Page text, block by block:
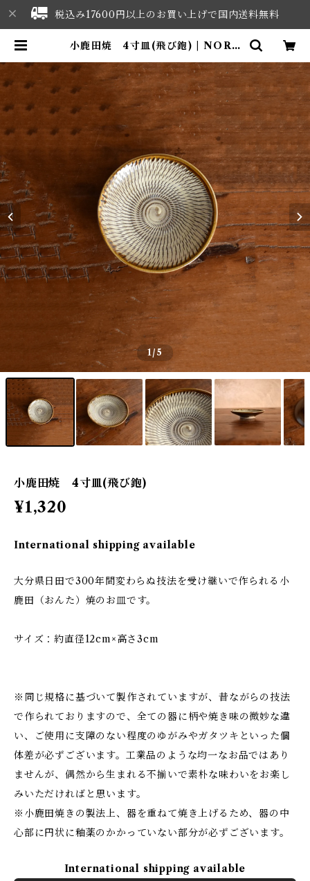
税込み17600円以上のお買い上げで国内送料無料
小鹿田焼 4寸皿(飛び鉋) | NORT
1/5
小鹿田焼 4寸皿(飛び鉋)
¥1,320
International shipping available
大分県日田で300年間変わらぬ技法を受け継いで作られる小
鹿田（おんた）焼のお皿です。
サイズ：約直径12cm×高さ3cm
※同じ規格に基づいて製作されていますが、昔ながらの技法
で作られておりますので、全ての器に柄や焼き味の微妙な違
い、ご使用に支障のない程度のゆがみやガタツキといった個
体差が必ずございます。工業品のような均一なお品ではあり
ませんが、偶然から生まれる不揃いで素朴な味わいをお楽し
みいただければと思います。
※小鹿田焼きの製法上、器を重ねて焼き上げるため、器の中
心部に円状に釉薬のかかっていない部分が必ずございます。
International shipping available